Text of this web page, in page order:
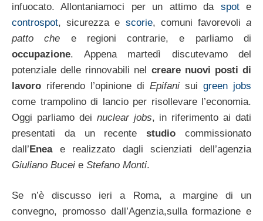
infuocato. Allontaniamoci per un attimo da spote
controspot, sicurezza e scorie, comuni favorevoli a
patto che e regioni contrarie, e parliamo di
occupazione. Appena martedì discutevamo del
potenziale delle rinnovabili nel creare nuovi posti di
lavoro riferendo l’opinione di Epifani sui green jobs
come trampolino di lancio per risollevare l’economia.
Oggi parliamo dei nuclear jobs, in riferimento ai dati
presentati da un recentestudio commissionato
dall’Eneae realizzato dagli scienziati dell’agenzia
Giuliano Bucei e Stefano Monti.
Se n’è discusso ieri a Roma, a margine di un
convegno, promosso dall’Agenzia,sulla formazione e